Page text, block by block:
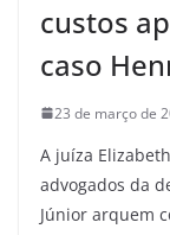
custos
caso
23 de março de
A juíza
advogados da
Júnior arquem